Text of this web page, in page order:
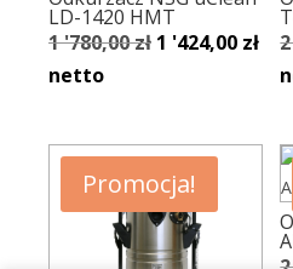
LD-1420 HMT
1 '780,00zł Pierwotna
1
'780,00 zł.
1 '424,00 zł
1
netto
Promocja!